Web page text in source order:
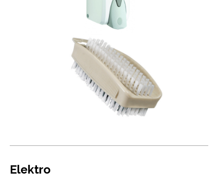
Elektro